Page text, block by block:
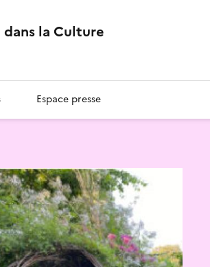
la Culture
Espace presse